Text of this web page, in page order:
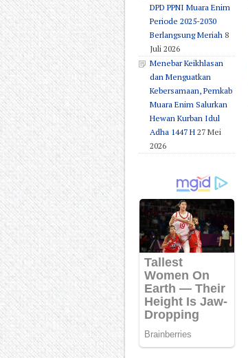
DPD PPNI Muara Enim
Periode 2025-2030
Berlangsung Meriah 8
Juli 2026
Menebar Keikhlasan
dan Menguatkan
Kebersamaan, Pemkab
Muara Enim Salurkan
Hewan Kurban Idul
Adha 1447 H 27 Mei
2026